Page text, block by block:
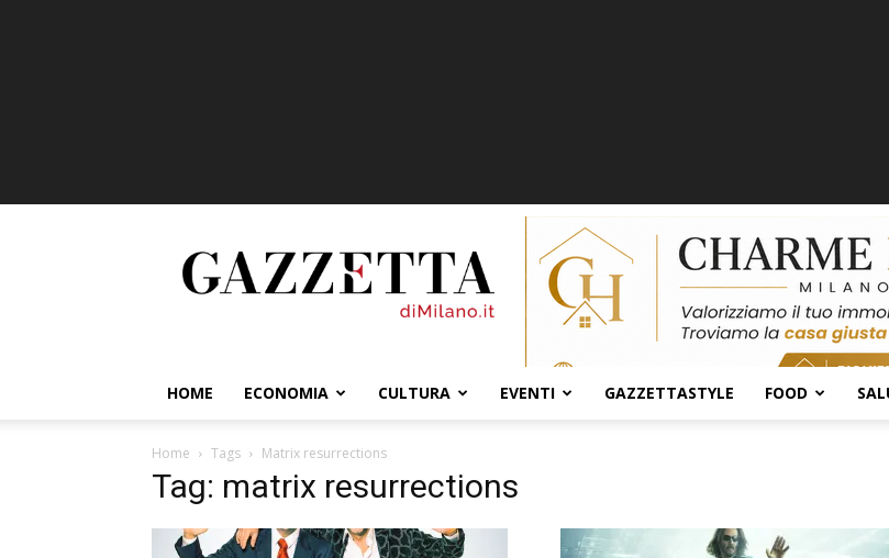
HOME ECONOMIA CULTURA EVENTI GAZZETTASTYLE FOOD
Home Tags Matrix resurrections
Tag: matrix resurrections